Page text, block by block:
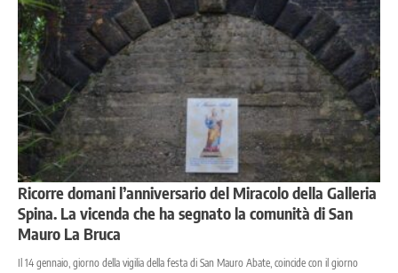
Ricorre domani l’anniversario del Miracolo della Galleria
Spina. La vicenda che ha segnato la comunità di San
Mauro La Bruca
Il 14 gennaio, giorno della vigilia della festa di San Mauro Abate, coincide con il giorno